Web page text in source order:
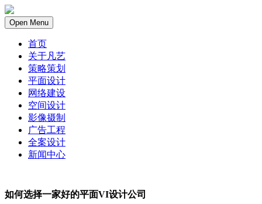
Open Menu
首页
关于凡艺
策略策划
平面设计
网络建设
空间设计
影像摄制
广告工程
全案设计
新闻中心
如何选择一家好的平面VI设计公司